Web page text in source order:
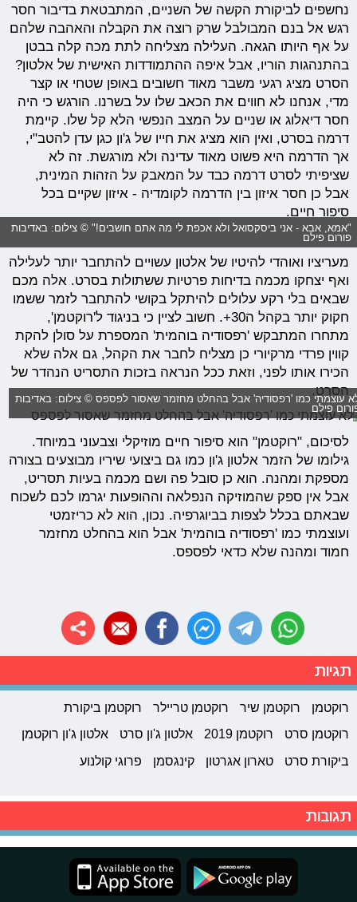
נחשפים לביקורת הקשה של השניים, המתבטאת בדיבור חסר
רגש אל בנם המבולבל שרק רוצה את הקבלה והאהבה שלהם
על אף היותו הגאה. העלילה מצליחה לתת מכה קלה בבטן
בהתנהגות הוריו, אבל איפה ההתמודדות האישית של אלטון?
הסרט מציג רגעי משבר מאוד חשובים באופן שטחי או קצר
מדי, אנחנו לא חווים את הכאב שלו על בשרנו. הורגש כי היה
חסר דיאלוג או שניים על המצב הנפשי הלא קל שלו. קיימת
דרמה בסרט, ואין הוא מציג את חייו של ג'ון כגן עדן להטב"י,
אך הדרמה היא פשוט מאוד עדינה ולא מורגשת. זה לא
שציפיתי לסרט דרמה כבד על המאבק על הזהות המינית,
אבל כן חסר איזון בין הדרמה לקומדיה - איזון שקיים בכל
סיפור חיים.
"אמא, אבא - אני ביסקסואל ולא אכפת לי מה אתם חושבים!" © צילום: באדיבות
פורום פילם
מעריציו ואוהדי להיטיו של אלטון עשויים להתחבר יותר לעלילה
ואף יצחקו מכמה בדיחות פרטיות ששתולות בסרט. אלה מכם
שבאים בלי רקע עלולים להיתקל בקושי להתחבר לזמר ששמו
חקוק יותר בקהל ה30+. חשוב לציין כי בניגוד ל'רוקטמן',
מתחרו המתבקש 'רפסודיה בוהמית' המספרת על סולן להקת
קווין פרדי מרקיורי כן מצליח לחבר את הקהל, גם אלה שלא
הכירו אותו לפני, וזאת ככל הנראה בזכות התסריט הנהדר של
הסרט.
עוצמתי כמו 'רפסודיה' אבל בהחלט מחזמר שאסור לפספס © צילום: באדיבות
פילם
לסיכום, "רוקטמן" הוא סיפור חיים מוזיקלי וצבעוני במיוחד.
גילומו של הזמר אלטון ג'ון כמו גם ביצועי שיריו מבוצעים בצורה
מספקת ומהנה. הוא כן סובל פה ושם מכמה בעיות תסריט,
אבל אין ספק שהמוזיקה הנפלאה וההופעות יגרמו לכם לשכוח
שבאתם בכלל לצפות בביוגרפיה. נכון, הוא לא כריזמטי
ועוצמתי כמו 'רפסודיה בוהמית' אבל הוא בהחלט מחזמר
חמוד ומהנה שלא כדאי לפספס.
תגיות
רוקטמן רוקטמן שיר רוקטמן טריילר
רוקטמן ביקורת
רוקטמן סרט
רוקטמן 2019 אלטון ג'ון סרט
אלטון ג'ון רוקטמן
ביקורת סרט
טארון אגרטון קינגסמן פרוגי קולנוע
תגובות